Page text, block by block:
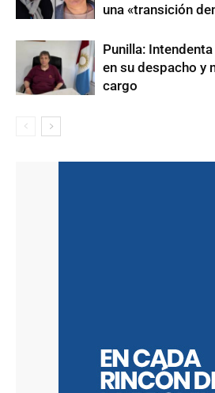
una «transición
Punilla:
en su despacho y
cargo